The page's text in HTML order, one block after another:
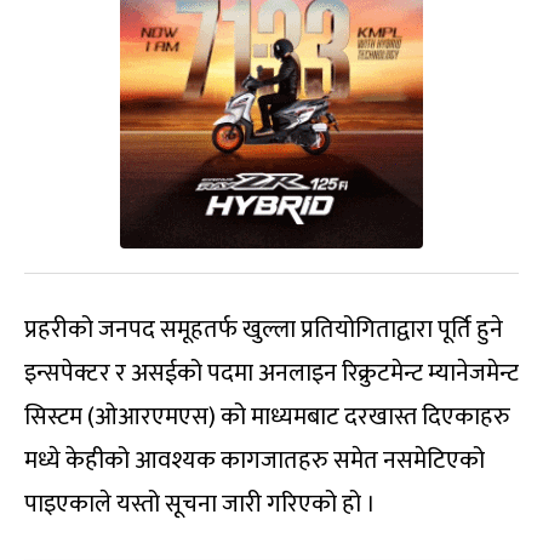
प्रहरीको जनपद समूहतर्फ खुल्ला प्रतियोगिताद्वारा पूर्ति हुने
इन्सपेक्टर र असईको पदमा अनलाइन रिक्रुटमेन्ट म्यानेजमेन्ट
सिस्टम (ओआरएमएस) को माध्यमबाट दरखास्त दिएकाहरु
मध्ये केहीको आवश्यक कागजातहरु समेत नसमेटिएको
पाइएकाले यस्तो सूचना जारी गरिएको हो ।